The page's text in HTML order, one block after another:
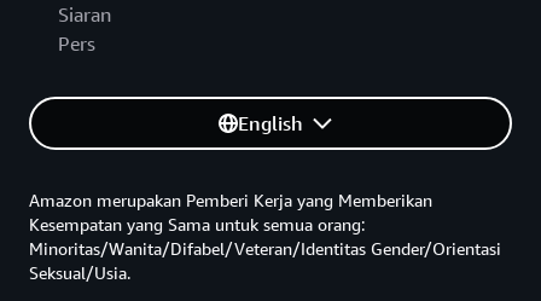
Siaran
Pers
English
Amazon merupakan Pemberi Kerja yang Memberikan
Kesempatan yang Sama untuk semua orang:
Minoritas/Wanita/Difabel/Veteran/Identitas Gender/Orientasi
Seksual/Usia.